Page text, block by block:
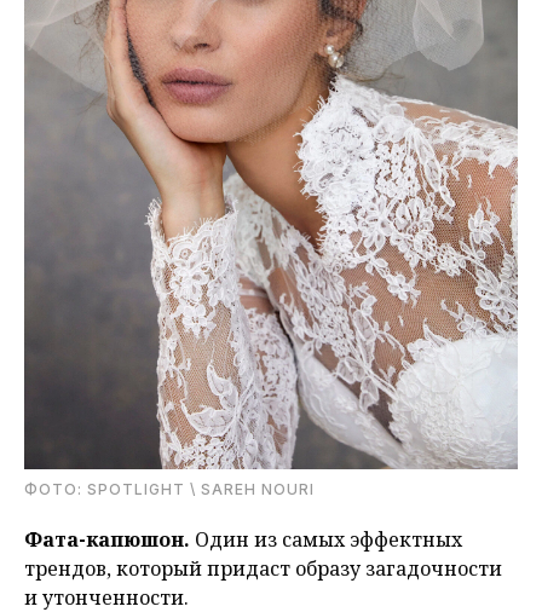
ФОТО: SPOTLIGHT \ SAREH NOURI
Фата-капюшон. Один из самых эффектных
трендов, который придаст образу загадочности
и утонченности.